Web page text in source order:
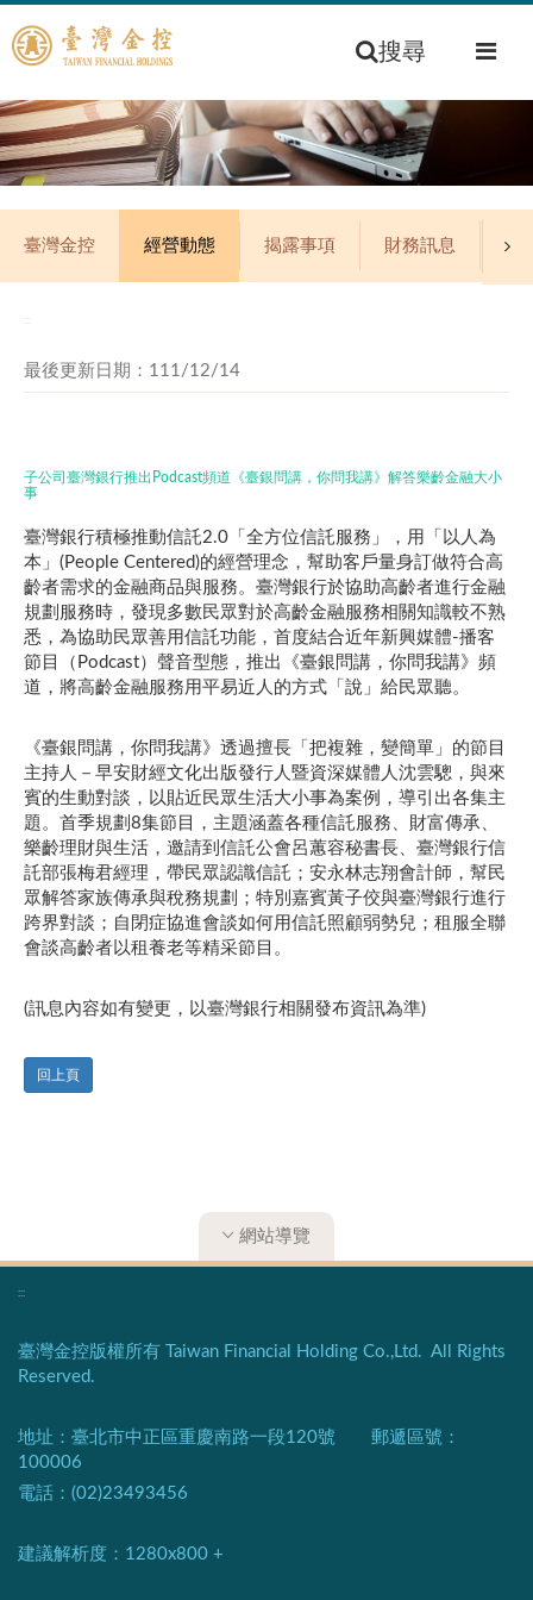
搜尋
臺灣金控 經營動態 揭露事項 財務訊息 公
最後更新日期：111/12/14
子公司臺灣銀行推出Podcast頻道《臺銀問講，你問我講》解答樂齡金融大小
事
臺灣銀行積極推動信託2.0「全方位信託服務」，用「以人為
本」(People Centered)的經營理念，幫助客戶量身訂做符合高
齡者需求的金融商品與服務。臺灣銀行於協助高齡者進行金融
規劃服務時，發現多數民眾對於高齡金融服務相關知識較不熟
悉，為協助民眾善用信託功能，首度結合近年新興媒體-播客
節目（Podcast）聲音型態，推出《臺銀問講，你問我講》頻
道，將高齡金融服務用平易近人的方式「說」給民眾聽。
《臺銀問講，你問我講》透過擅長「把複雜，變簡單」的節目
主持人－早安財經文化出版發行人暨資深媒體人沈雲驄，與來
賓的生動對談，以貼近民眾生活大小事為案例，導引出各集主
題。首季規劃8集節目，主題涵蓋各種信託服務、財富傳承、
樂齡理財與生活，邀請到信託公會呂蕙容秘書長、臺灣銀行信
託部張梅君經理，帶民眾認識信託；安永林志翔會計師，幫民
眾解答家族傳承與稅務規劃；特別嘉賓黃子佼與臺灣銀行進行
跨界對談；自閉症協進會談如何用信託照顧弱勢兒；租服全聯
會談高齡者以租養老等精采節目。
(訊息內容如有變更，以臺灣銀行相關發布資訊為準)
回上頁
網站導覽
:::
臺灣金控版權所有 Taiwan Financial Holding Co.,Ltd. All Rights
Reserved.
地址：臺北市中正區重慶南路一段120號 郵遞區號：
100006
電話：(02)23493456
建議解析度：1280x800 +​